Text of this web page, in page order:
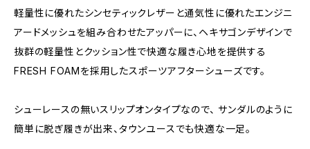
軽量性に優れたシンセティックレザーと通気性に優れたエンジニ
アードメッシュを組み合わせたアッパーに、ヘキサゴンデザインで
抜群の軽量性とクッション性で快適な履き心地を提供する
FRESH FOAMを採用したスポーツアフターシューズです。
シューレースの無いスリップオンタイプなので、 サンダルのように
簡単に脱ぎ履きが出来、タウンユースでも快適な一足。